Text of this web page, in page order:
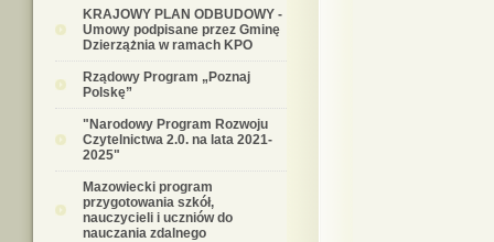
KRAJOWY PLAN ODBUDOWY -
Umowy podpisane przez Gminę
Dzierzążnia w ramach KPO
Rządowy Program „Poznaj
Polskę”
"Narodowy Program Rozwoju
Czytelnictwa 2.0. na lata 2021-
2025"
Mazowiecki program
przygotowania szkół,
nauczycieli i uczniów do
nauczania zdalnego